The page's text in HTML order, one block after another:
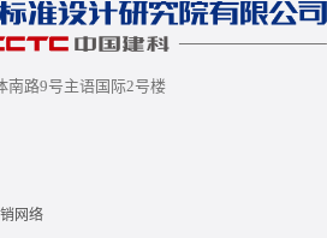
南路9号主语国际2号楼
网络